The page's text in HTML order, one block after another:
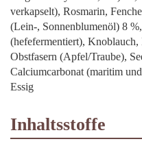
verkapselt), Rosmarin,
(Lein-, Sonnenblumenöl) 8
(hefefermentiert),
Obstfasern (Apfel/Traube),
Calciumcarbonat (maritim
Essig
Inhaltsstoffe